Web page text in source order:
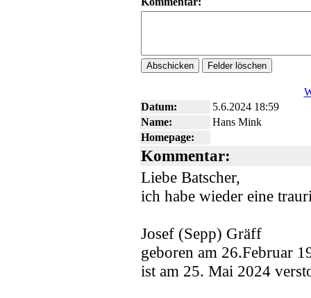
Datum:
5.6.2024 18:59
Name:
Hans Mink
Homepage:
Kommentar:
Liebe Batscher,
ich habe wieder eine
Josef (Sepp) Gräff
geboren am 26.Februar
ist am 25. Mai 2024